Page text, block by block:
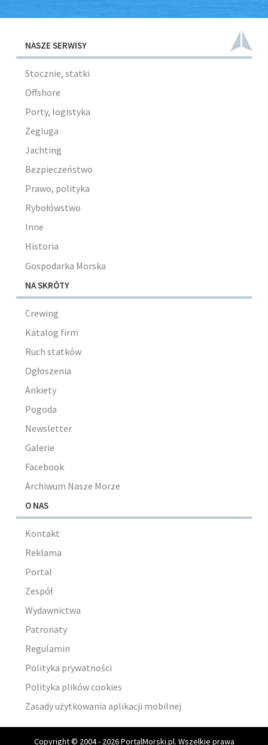
NASZE SERWISY
Stocznie, statki
Offshore
Porty, logistyka
Żegluga
Jachting
Bezpieczeństwo
Prawo, polityka
Rybołówstwo
Inne
Historia
Gospodarka Morska
NA SKRÓTY
Crewing
Katalog firm
Ruch statków
Ogłoszenia
Ankiety
Pogoda
Newsletter
Galerie
Facebook
Archiwum Nasze Morze
O NAS
Kontakt
Reklama
Portal
Zespół
Wydawnictwa
Patronaty
Regulamin
Polityka prywatności
Polityka plików cookies
Zasady użytkowania aplikacji mobilnej
Copyright © 2004 - 2026 PortalMorski.pl. Wszelkie prawa